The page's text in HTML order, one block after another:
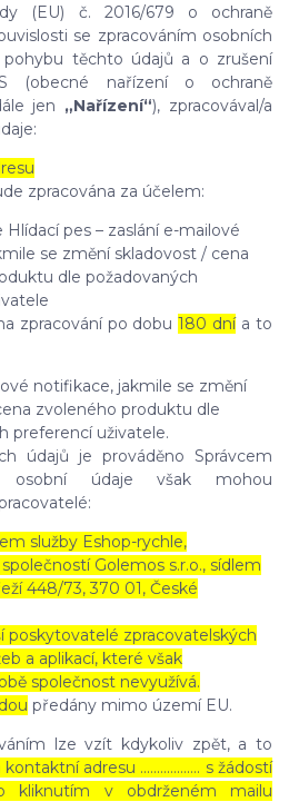
(EU) č. 2016/679 o ochraně
se zpracováním osobních
těchto údajů a o zrušení
(obecné nařízení o ochraně
jen „Nařízení“), zpracovával/a
zpracována za účelem:
pes – zaslání e-mailové
se změní skladovost / cena
dle požadovaných
zpracování po dobu180 dnía to
notifikace, jakmile se změní
zvoleného produktu dle
preferencí uživatele.
údajů je prováděno Správcem
osobní údaje však mohou
služby Eshop-rychle,
Golemos s.r.o., sídlem
448/73, 370 01, České
poskytovatelé zpracovatelských
a aplikací, které však
společnost nevyužívá.
předány mimo území EU.
lze vzít kdykoliv zpět, a to
adresu ..……………. s žádostí
kliknutím v obdrženém mailu